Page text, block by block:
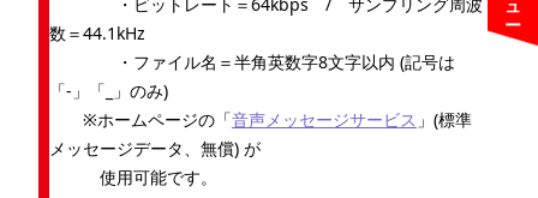
・ビットレート＝64kbps / サンプリング周波
数＝44.1kHz
・ファイル名＝半角英数字8文字以内 (記号は
「-」「_」のみ)
※ホームページの「音声メッセージサービス 」(標準
メッセージデータ、無償) が
使用可能です。